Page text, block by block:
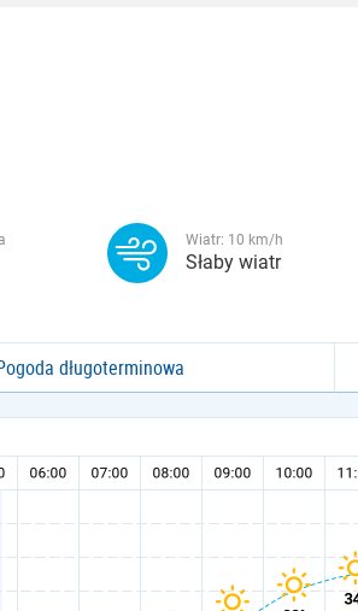
Wiatr: 10 km/h
Słaby wiatr
długoterminowa